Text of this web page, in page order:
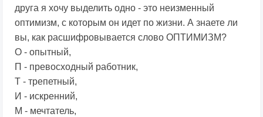
друга я хочу выделить одно - это неизменный
оптимизм, с которым он идет по жизни. А знаете ли
вы, как расшифровывается слово ОПТИМИЗМ?
О - опытный,
П - превосходный работник,
Т - трепетный,
И - искренний,
М - мечтатель,